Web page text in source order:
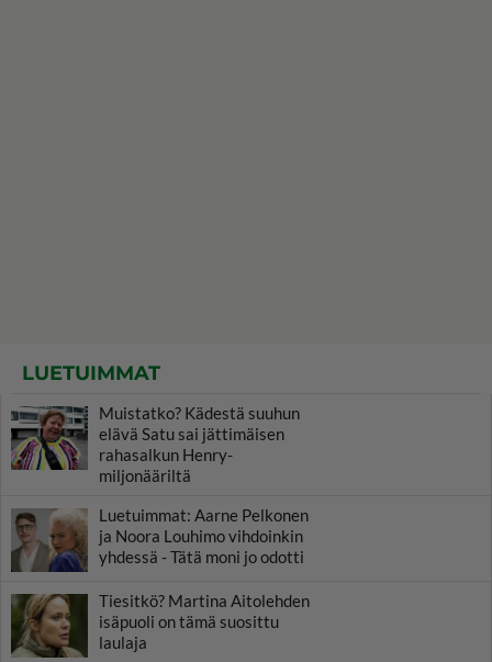
LUETUIMMAT
Muistatko? Kädestä suuhun
elävä Satu sai jättimäisen
rahasalkun Henry-
miljonääriltä
Luetuimmat: Aarne Pelkonen
ja Noora Louhimo vihdoinkin
yhdessä - Tätä moni jo odotti
Tiesitkö? Martina Aitolehden
isäpuoli on tämä suosittu
laulaja